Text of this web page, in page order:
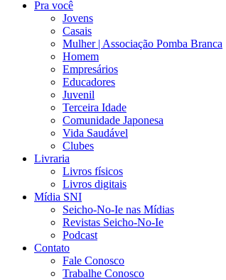
Pra você
Jovens
Casais
Mulher | Associação Pomba Branca
Homem
Empresários
Educadores
Juvenil
Terceira Idade
Comunidade Japonesa
Vida Saudável
Clubes
Livraria
Livros físicos
Livros digitais
Mídia SNI
Seicho-No-Ie nas Mídias
Revistas Seicho-No-Ie
Podcast
Contato
Fale Conosco
Trabalhe Conosco